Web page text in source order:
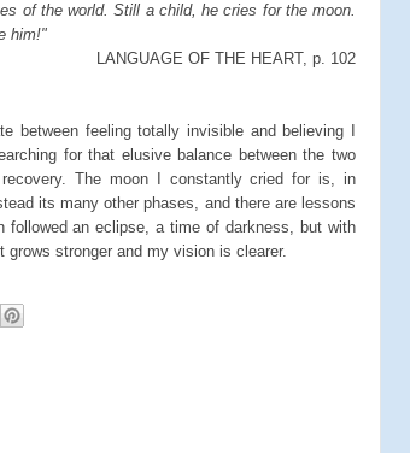
of the world. Still a child, he cries for the moon.
him!"
LANGUAGE OF THE HEART, p. 102
between feeling totally invisible and believing I
for that elusive balance between the two
The moon I constantly cried for is, in
its many other phases, and there are lessons
followed an eclipse, a time of darkness, but with
stronger and my vision is clearer.